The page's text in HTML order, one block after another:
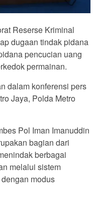
Reserse Kriminal
dugaan tindak pidana
pencucian uang
permainan.
dalam konferensi pers
Jaya, Polda Metro
Pol Iman Imanuddin
bagian dari
berbagai
melalui sistem
modus